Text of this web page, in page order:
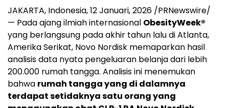
JAKARTA, Indonesia,12 Januari, 2026 /PRNewswire/
— Pada ajang ilmiah internasional ObesityWeek®
yang berlangsung pada akhir tahun lalu di Atlanta,
Amerika Serikat, Novo Nordisk memaparkan hasil
analisis data nyata pengeluaran belanja dari lebih
200.000 rumah tangga. Analisis ini menemukan
bahwa rumah tangga yang di dalamnya
terdapat setidaknya satu orang yang